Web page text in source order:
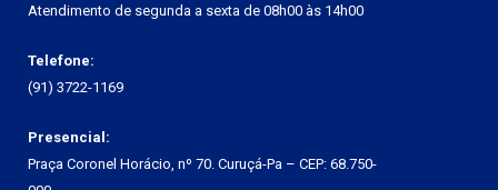
Atendimento de segunda a sexta de 08h00 às 14h00
Telefone:
(91) 3722-1169
Presencial:
Praça Coronel Horácio, nº 70. Curuçá-Pa – CEP: 68.750-